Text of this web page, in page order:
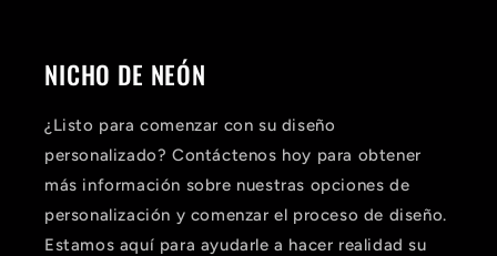
NICHO DE NEÓN
¿Listo para comenzar con su diseño
personalizado? Contáctenos hoy para obtener
más información sobre nuestras opciones de
personalización y comenzar el proceso de diseño.
Estamos aquí para ayudarle a hacer realidad su